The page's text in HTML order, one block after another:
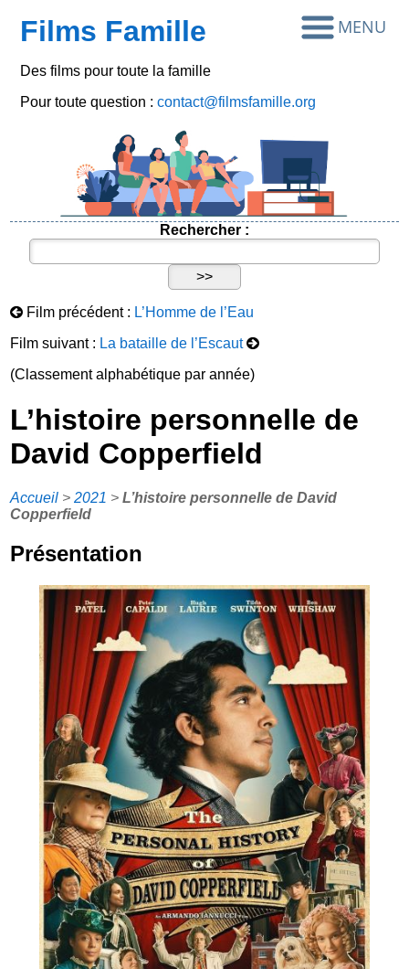
Films Famille
Des films pour toute la famille
Pour toute question :contact@filmsfamille.org
Rechercher :
Film précédent : L’Homme de l’Eau
Film suivant : La bataille de l’Escaut
(Classement alphabétique par année)
L’histoire personnelle de
David Copperfield
Accueil >2021 >L’histoire personnelle de David
Copperfield
Présentation